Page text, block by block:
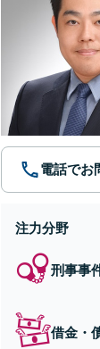
電話でお
注力分野
刑事事
借金・